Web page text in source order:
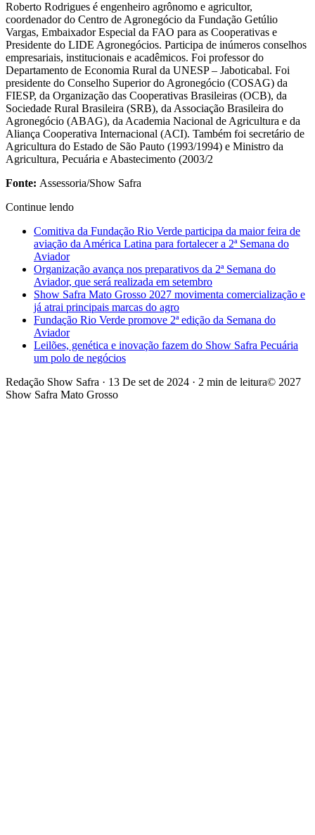
Roberto Rodrigues é engenheiro agrônomo e agricultor,
coordenador do Centro de Agronegócio da Fundação Getúlio
Vargas, Embaixador Especial da FAO para as Cooperativas e
Presidente do LIDE Agronegócios. Participa de inúmeros conselhos
empresariais, institucionais e acadêmicos. Foi professor do
Departamento de Economia Rural da UNESP – Jaboticabal. Foi
presidente do Conselho Superior do Agronegócio (COSAG) da
FIESP, da Organização das Cooperativas Brasileiras (OCB), da
Sociedade Rural Brasileira (SRB), da Associação Brasileira do
Agronegócio (ABAG), da Academia Nacional de Agricultura e da
Aliança Cooperativa Internacional (ACI). Também foi secretário de
Agricultura do Estado de São Pauto (1993/1994) e Ministro da
Agricultura, Pecuária e Abastecimento (2003/2
Fonte: Assessoria/Show Safra
Continue lendo
Comitiva da Fundação Rio Verde participa da maior feira de
aviação da América Latina para fortalecer a 2ª Semana do
Aviador
Organização avança nos preparativos da 2ª Semana do
Aviador, que será realizada em setembro
Show Safra Mato Grosso 2027 movimenta comercialização e
já atrai principais marcas do agro
Fundação Rio Verde promove 2ª edição da Semana do
Aviador
Leilões, genética e inovação fazem do Show Safra Pecuária
um polo de negócios
Redação Show Safra · 13 De set de 2024 · 2 min de leitura© 2027
Show Safra Mato Grosso